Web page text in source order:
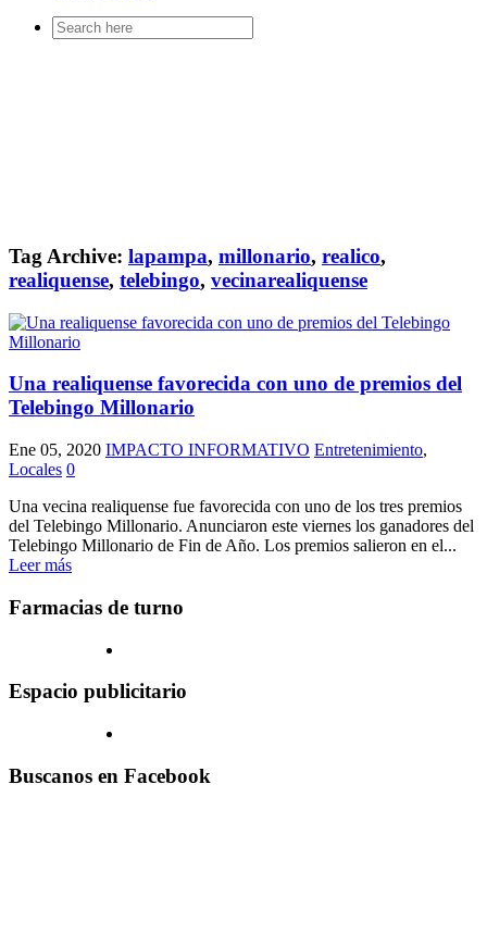
Search
for:
Tag Archive: lapampa, millonario, realico,
realiquense, telebingo, vecinarealiquense
Una realiquense favorecida con uno de premios del
Telebingo Millonario
Ene 05, 2020 IMPACTO INFORMATIVO Entretenimiento,
Locales 0
Una vecina realiquense fue favorecida con uno de los tres premios
del Telebingo Millonario. Anunciaron este viernes los ganadores del
Telebingo Millonario de Fin de Año. Los premios salieron en el...
Leer más
Farmacias de turno
Espacio publicitario
Buscanos en Facebook